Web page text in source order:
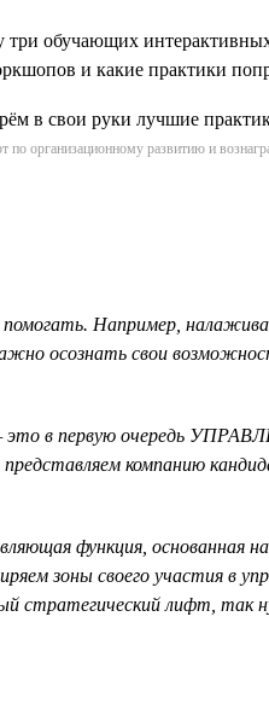
три обучающих
и какие практики
по организационному развитию и
Например,
осознать свои
в первую очередь
компанию
функция, основанная
зоны своего участия в
стратегический лифт, так